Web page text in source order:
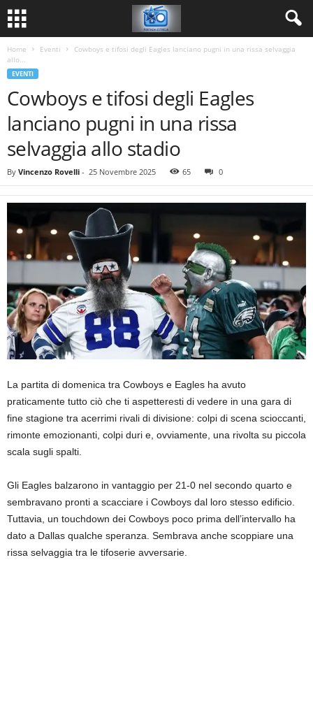
Home Eventi
Cowboys e tifosi degli Eagles lanciano pugni in una rissa selvaggia
allo...
EVENTI
Cowboys e tifosi degli Eagles
lanciano pugni in una rissa
selvaggia allo stadio
By Vincenzo Rovelli - 25 Novembre 2025 65 0
La partita di domenica tra Cowboys e Eagles ha avuto
praticamente tutto ciò che ti aspetteresti di vedere in una gara di
fine stagione tra acerrimi rivali di divisione: colpi di scena scioccanti,
rimonte emozionanti, colpi duri e, ovviamente, una rivolta su piccola
scala sugli spalti.
Gli Eagles balzarono in vantaggio per 21-0 nel secondo quarto e
sembravano pronti a scacciare i Cowboys dal loro stesso edificio.
Tuttavia, un touchdown dei Cowboys poco prima dell’intervallo ha
dato a Dallas qualche speranza. Sembrava anche scoppiare una
rissa selvaggia tra le tifoserie avversarie.